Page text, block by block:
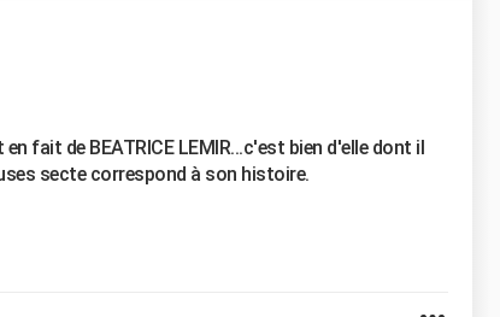
fait de BEATRICE LEMIR...c'est bien d'elle dont il
secte correspond à son histoire.